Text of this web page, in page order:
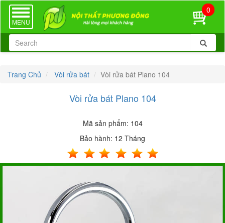
TOGGLE
NAVIGATION
MENU
0
Trang Chủ Vòi rửa bát Vòi rửa bát Plano 104
Vòi rửa bát Plano 104
Mã sản phẩm: 104
Bảo hành: 12 Tháng